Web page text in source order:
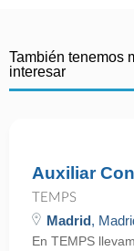
También tenemos
interesar
Auxiliar
TEMPS
Madrid,
En TEMPS